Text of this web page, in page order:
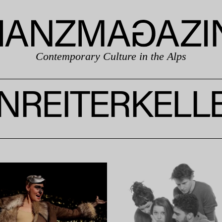
Contemporary Culture in the Alps